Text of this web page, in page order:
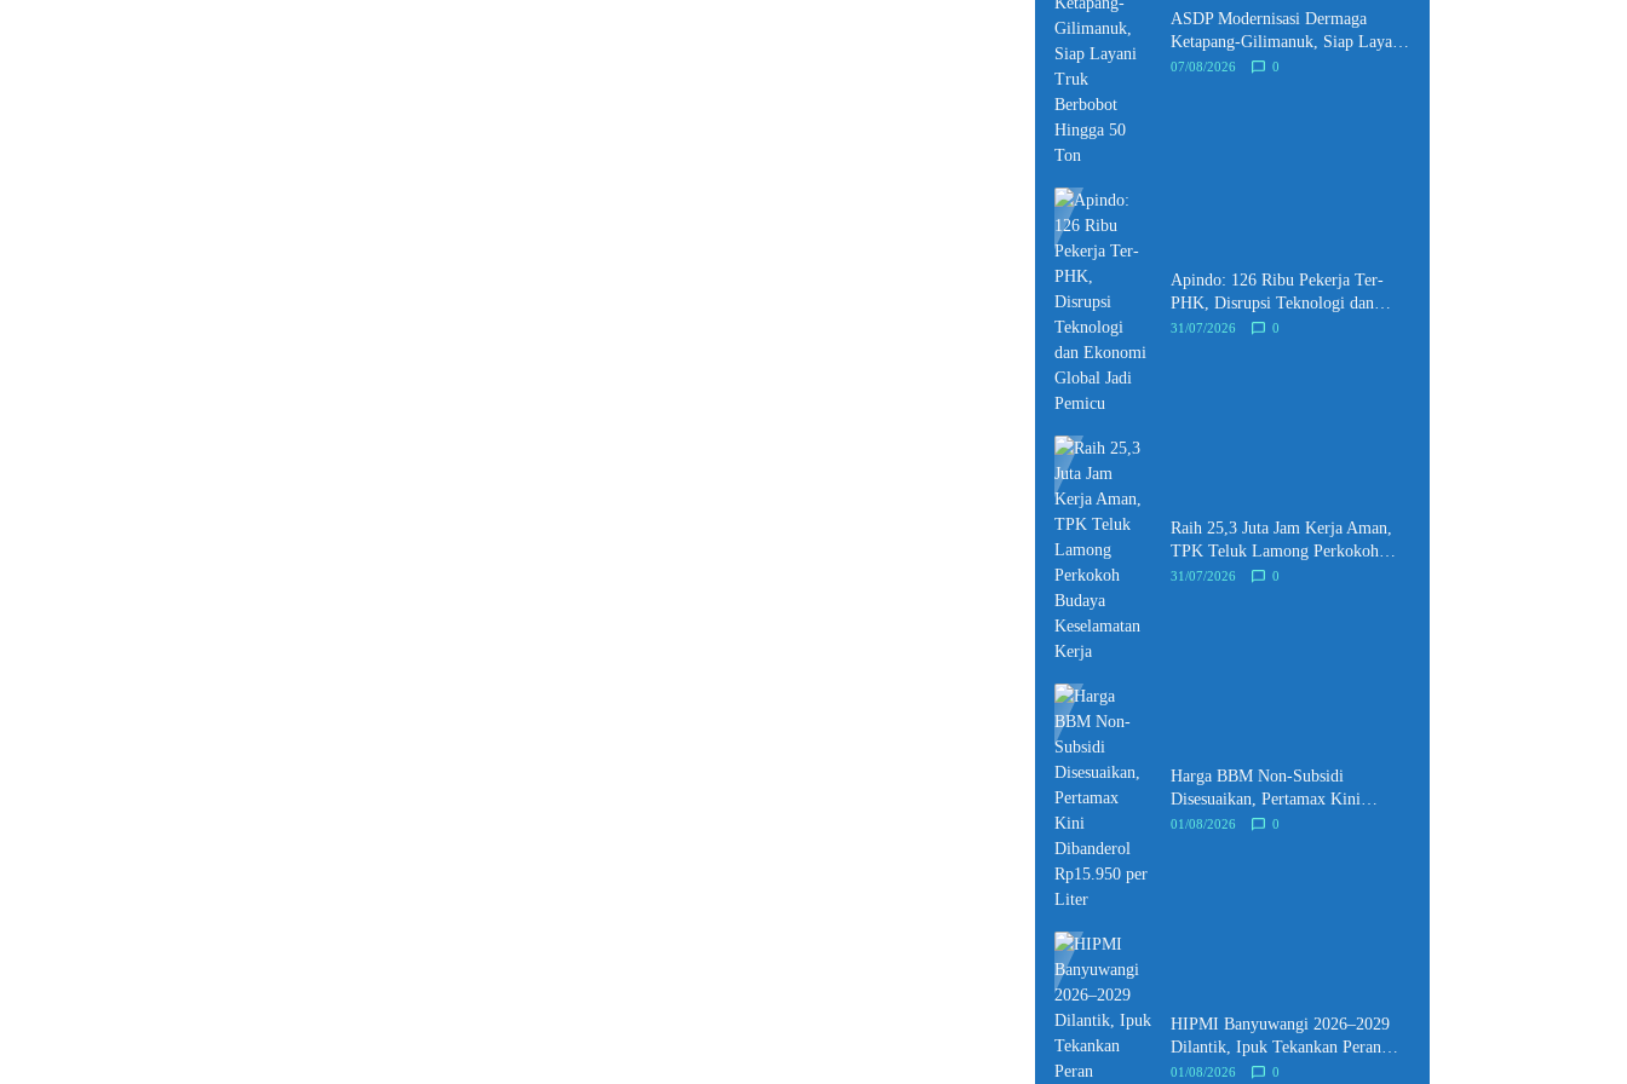
ASDP Modernisasi Dermaga
Ketapang-Gilimanuk, Siap Layani
Truk Berbobot Hingga 50 Ton
07/08/2026 0
Apindo: 126 Ribu Pekerja Ter-
PHK, Disrupsi Teknologi dan
Ekonomi Global Jadi Pemicu
31/07/2026 0
Raih 25,3 Juta Jam Kerja Aman,
TPK Teluk Lamong Perkokoh
Budaya Keselamatan Kerja
31/07/2026 0
Harga BBM Non-Subsidi
Disesuaikan, Pertamax Kini
Dibanderol Rp15.950 per Liter
01/08/2026 0
HIPMI Banyuwangi 2026–2029
Dilantik, Ipuk Tekankan Peran
Pengusaha Muda Bangun Ekonomi
01/08/2026 0